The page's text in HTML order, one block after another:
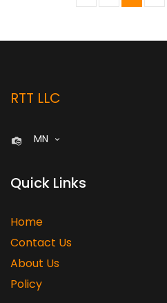
RTT LLC
MN
Quick Links
Home
Contact Us
About Us
Policy